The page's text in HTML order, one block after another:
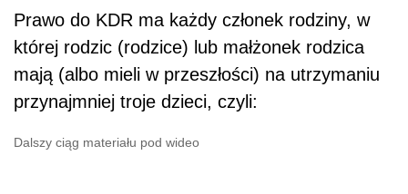
Prawo do KDR ma każdy członek rodziny, w
której rodzic (rodzice) lub małżonek rodzica
mają (albo mieli w przeszłości) na utrzymaniu
przynajmniej troje dzieci, czyli:
Dalszy ciąg materiału pod wideo